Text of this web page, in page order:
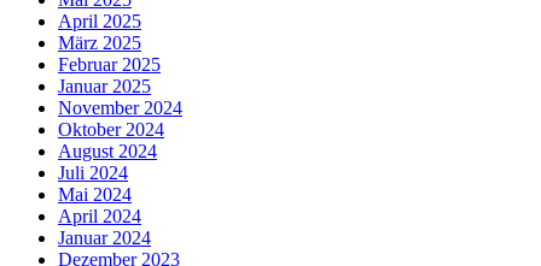
April 2025
März 2025
Februar 2025
Januar 2025
November 2024
Oktober 2024
August 2024
Juli 2024
Mai 2024
April 2024
Januar 2024
Dezember 2023